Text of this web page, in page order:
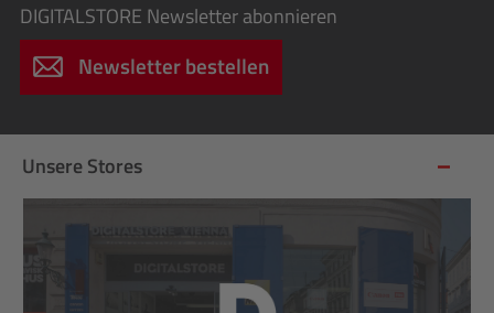
DIGITALSTORE Newsletter abonnieren
Newsletter bestellen
Unsere Stores